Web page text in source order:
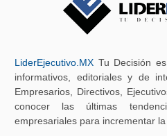
LiderEjecutivo.MX Tu Decisión
informativos, editoriales y de
Empresarios, Directivos,
conocer las últimas
empresariales para incrementar la